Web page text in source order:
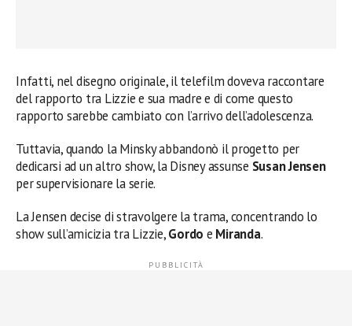
Infatti, nel disegno originale, il telefilm doveva raccontare
del rapporto tra Lizzie e sua madre e di come questo
rapporto sarebbe cambiato con l’arrivo dell’adolescenza.
Tuttavia, quando la Minsky abbandonò il progetto per
dedicarsi ad un altro show, la Disney assunse Susan Jensen
per supervisionare la serie.
La Jensen decise di stravolgere la trama, concentrando lo
show sull’amicizia tra Lizzie,Gordo e Miranda.